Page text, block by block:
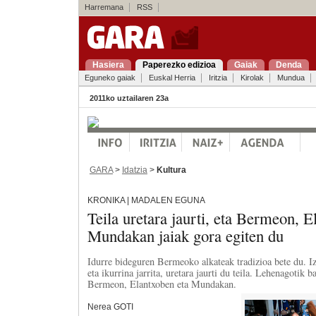
Harremana RSS
Hasiera Paperezko edizioa Gaiak Denda
Eguneko gaiak Euskal Herria Iritzia Kirolak Mundua
2011ko uztailaren 23a
GARA> Idatzia > Kultura
KRONIKA | MADALEN EGUNA
Teila uretara jaurti, eta Bermeon,
Mundakan jaiak gora egiten du
Idurre bideguren Bermeoko alkateak tradizioa bete du.
eta ikurrina jarrita, uretara jaurti du teila. Lehenagotik
Bermeon, Elantxoben eta Mundakan.
Nerea GOTI